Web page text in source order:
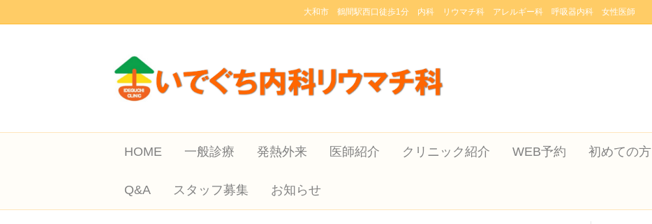
大和市 鶴間駅西口徒歩1分 内科 リウマチ科 アレルギー科 呼吸器内科 女性医師
HOME 一般診療 発熱外来 医師紹介 クリニック紹介 WEB予約 初めての方
Q&A スタッフ募集 お知らせ